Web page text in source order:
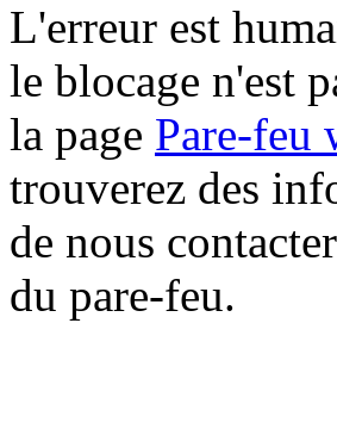
L'erreur est
le blocage n'est
la page Pare-feu
trouverez des
de nous
du pare-feu.